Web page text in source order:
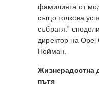
фамилията от
също толкова
събратя.”
директор на
Нойман.
Жизнерадостна
пътя